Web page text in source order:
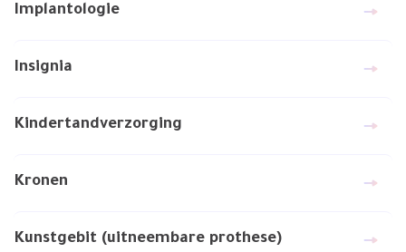
Implantologie
Insignia
Kindertandverzorging
Kronen
Kunstgebit (uitneembare prothese)